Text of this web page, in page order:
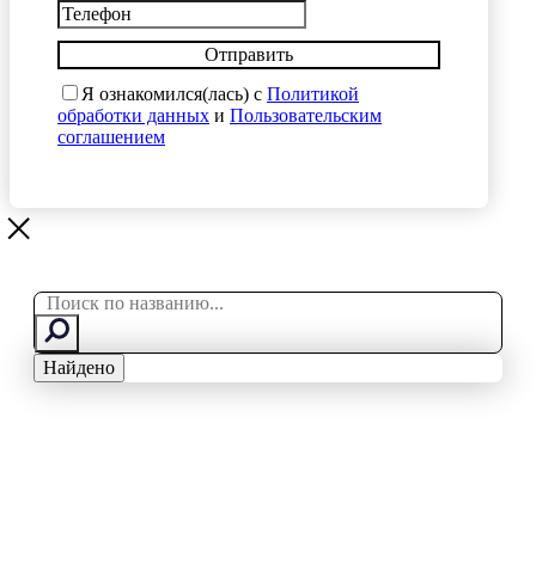
Отправить
Я ознакомился(лась) с Политикой
обработки данных и Пользовательским
соглашением
Search
Найдено